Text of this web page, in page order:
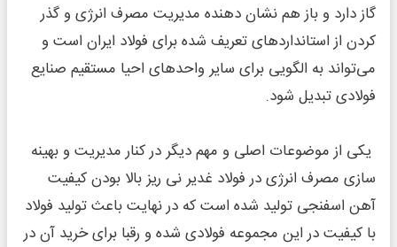
گاز دارد و باز هم نشان دهنده مدیریت مصرف انرژی و گذر
کردن از استانداردهای تعریف شده برای فولاد ایران است و
می‌تواند به الگویی برای سایر واحدهای احیا مستقیم صنایع
فولادی تبدیل شود.
یکی از موضوعات اصلی و مهم دیگر در کنار مدیریت و بهینه
سازی مصرف انرژی در فولاد غدیر نی ریز بالا بودن کیفیت
آهن اسفنجی تولید شده است که در نهایت باعث تولید فولاد
با کیفیت در این مجموعه فولادی شده و رقبا برای خرید آن در